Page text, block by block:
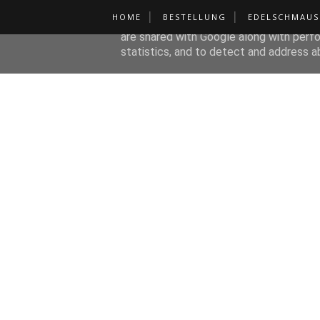
HOME BESTELLUNG EDELSCHMAUS
This site uses cookies from Google to
are shared with Google along with
statistics, and to detect and address